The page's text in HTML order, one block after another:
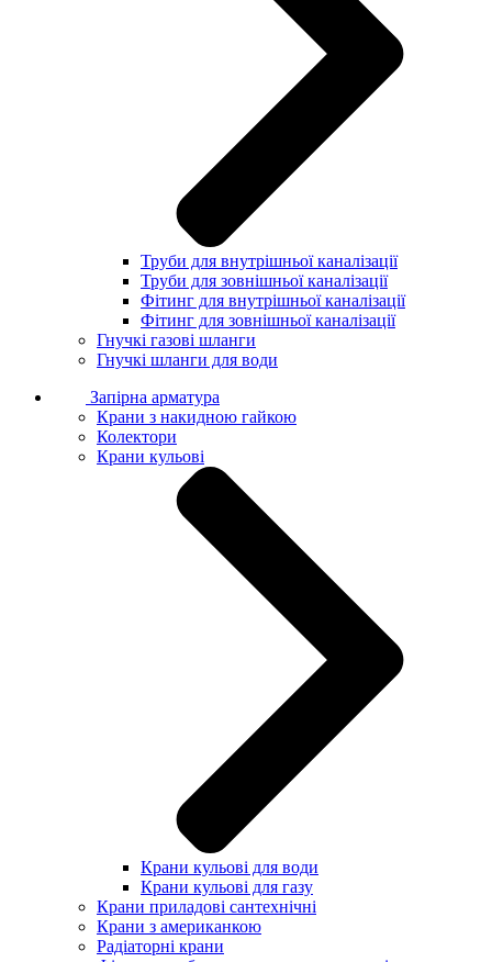
Труби для внутрішньої каналізації
Труби для зовнішньої каналізації
Фітинг для внутрішньої каналізації
Фітинг для зовнішньої каналізації
Гнучкі газові шланги
Гнучкі шланги для води
Запірна арматура
Крани з накидною гайкою
Колектори
Крани кульові
Крани кульові для води
Крани кульові для газу
Крани приладові сантехнічні
Крани з американкою
Радіаторні крани